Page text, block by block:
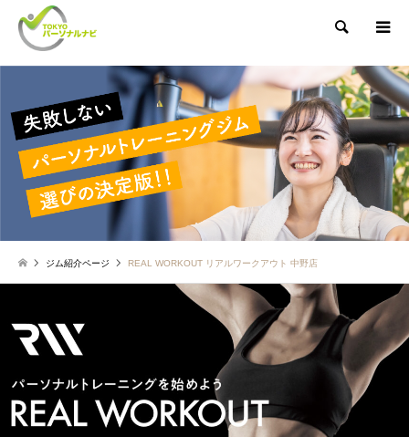
検索
ジム紹介ページ REAL WORKOUT リアルワークアウト 中野店